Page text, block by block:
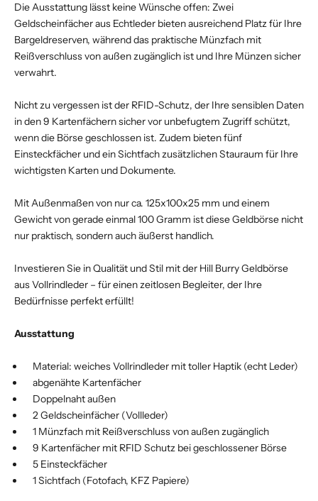
Die Ausstattung lässt keine Wünsche offen: Zwei
Geldscheinfächer aus Echtleder bieten ausreichend Platz für Ihre
Bargeldreserven, während das praktische Münzfach mit
Reißverschluss von außen zugänglich ist und Ihre Münzen sicher
verwahrt.
Nicht zu vergessen ist der RFID-Schutz, der Ihre sensiblen Daten
in den 9 Kartenfächern sicher vor unbefugtem Zugriff schützt,
wenn die Börse geschlossen ist. Zudem bieten fünf
Einsteckfächer und ein Sichtfach zusätzlichen Stauraum für Ihre
wichtigsten Karten und Dokumente.
Mit Außenmaßen von nur ca. 125x100x25 mm und einem
Gewicht von gerade einmal 100 Gramm ist diese Geldbörse nicht
nur praktisch, sondern auch äußerst handlich.
Investieren Sie in Qualität und Stil mit der Hill Burry Geldbörse
aus Vollrindleder – für einen zeitlosen Begleiter, der Ihre
Bedürfnisse perfekt erfüllt!
Ausstattung
Material: weiches Vollrindleder mit toller Haptik (echt Leder)
abgenähte Kartenfächer
Doppelnaht außen
2 Geldscheinfächer (Vollleder)
1 Münzfach mit Reißverschluss von außen zugänglich
9 Kartenfächer mit RFID Schutz bei geschlossener Börse
5 Einsteckfächer
1 Sichtfach (Fotofach, KFZ Papiere)